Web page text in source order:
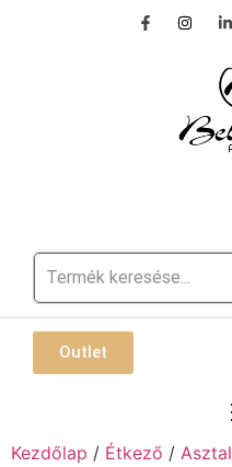
Outlet
Kezdőlap / Étkező / Asztal